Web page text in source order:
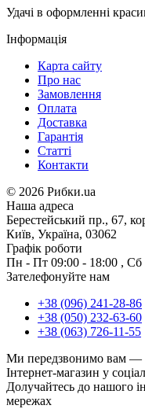
Удачі в оформленні
Інформація
Карта сайту
Про нас
Замовлення
Оплата
Доставка
Гарантія
Статті
Контакти
© 2026 Рибки.ua
Наша адреса
Берестейський пр., 67,
Київ, Україна, 03062
Графік роботи
Пн - Пт 09:00 - 18:00 , Сб
Зателефонуйте нам
+38 (096) 241-28-86
+38 (050) 232-63-60
+38 (063) 726-11-55
Ми передзвонимо вам —
Інтернет-магазин у
Долучайтесь до нашого
мережах